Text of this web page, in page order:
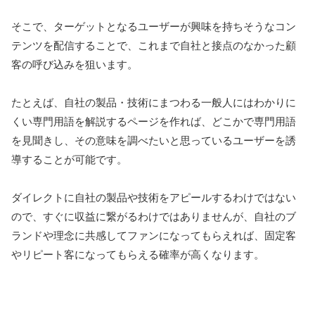
そこで、ターゲットとなるユーザーが興味を持ちそうなコン
テンツを配信することで、これまで自社と接点のなかった顧
客の呼び込みを狙います。
たとえば、自社の製品・技術にまつわる一般人にはわかりに
くい専門用語を解説するページを作れば、どこかで専門用語
を見聞きし、その意味を調べたいと思っているユーザーを誘
導することが可能です。
ダイレクトに自社の製品や技術をアピールするわけではない
ので、すぐに収益に繋がるわけではありませんが、自社のブ
ランドや理念に共感してファンになってもらえれば、固定客
やリピート客になってもらえる確率が高くなります。